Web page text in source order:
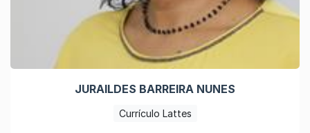
JURAILDES BARREIRA NUNES
Currículo Lattes